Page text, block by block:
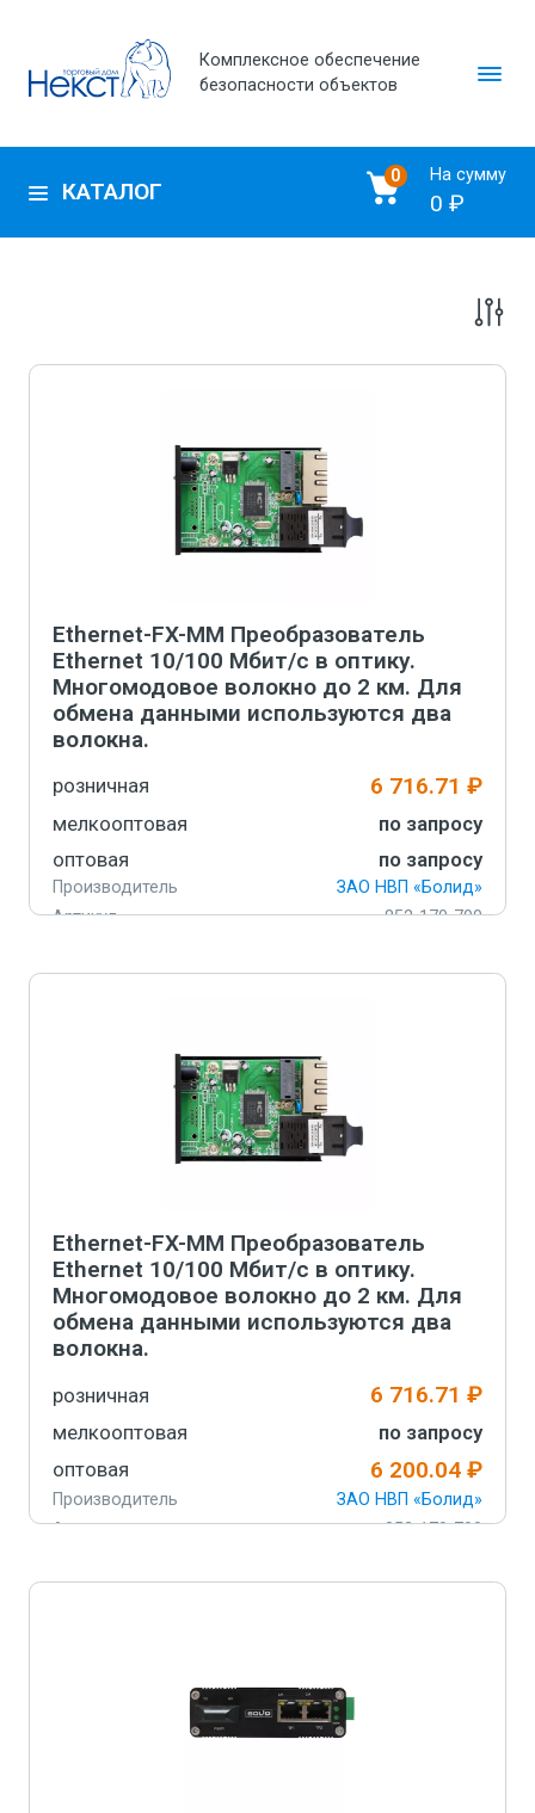
Комплексное обеспечение
безопасности объектов
КАТАЛОГ
0 На сумму
0 ₽
Ethernet-FX-MM Преобразователь
Ethernet 10/100 Мбит/с в оптику.
Многомодовое волокно до 2 км. Для
обмена данными используются два
волокна.
розничная 6 716.71 ₽
мелкооптовая
по запросу
оптовая
по запросу
Производитель
ЗАО НВП «Болид»
Артикул
852-170-700
- +
В корзину
Ethernet-FX-MM Преобразователь
Ethernet 10/100 Мбит/с в оптику.
Многомодовое волокно до 2 км. Для
обмена данными используются два
волокна.
розничная 6 716.71 ₽
мелкооптовая
по запросу
оптовая
6 200.04 ₽
Производитель
ЗАО НВП «Болид»
Артикул
852-170-700
- +